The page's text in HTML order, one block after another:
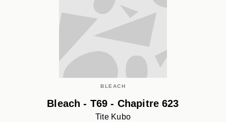
BLEACH
Bleach - T69 - Chapitre 623
Tite Kubo